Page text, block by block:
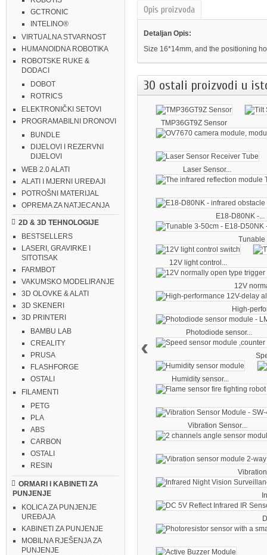
GCTRONIC
INTELINO®
VIRTUALNA STVARNOST
HUMANOIDNA ROBOTIKA
ROBOTSKE RUKE &
DODACI
DOBOT
ROTRICS
ELEKTRONIČKI SETOVI
PROGRAMABILNI DRONOVI
BUNDLE
DIJELOVI I REZERVNI
DIJELOVI
WEB 2.0 ALATI
ALATI I MJERNI UREĐAJI
POTROŠNI MATERIJAL
OPREMA ZA NATJECANJA
2D & 3D TEHNOLOGIJE
BESTSELLERS
LASERI, GRAVIRKE I
SITOTISAK
FARMBOT
VAKUMSKO MODELIRANJE
3D OLOVKE & ALATI
3D SKENERI
3D PRINTERI
BAMBU LAB
CREALITY
PRUSA
FLASHFORGE
OSTALI
FILAMENTI
PETG
PLA
ABS
CARBON
OSTALI
RESIN
ORMARI I KABINETI ZA
PUNJENJE
KOLICA ZA PUNJENJE
UREĐAJA
KABINETI ZA PUNJENJE
MOBILNA RJEŠENJA ZA
PUNJENJE
Opis proizvoda
Detaljan Opis:
Size 16*14mm, and the positioning
30 ostali proizvodi u
TMP36GT9Z Sensor
Laser Sensor...
E18-D80NK -...
Tunable
12V light control...
12V
High-
Photodiode sensor...
Humidity sensor...
Vibration Sensor...
‹